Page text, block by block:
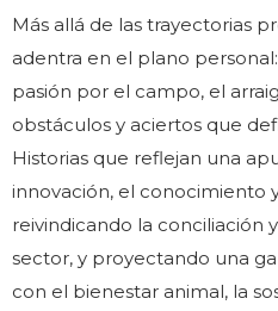
Más allá de las trayectorias
adentra en el plano
pasión por el campo, el
obstáculos y aciertos que
Historias que reflejan una
innovación, el conocimiento
reivindicando la conciliación
sector, y proyectando una
con el bienestar animal, la